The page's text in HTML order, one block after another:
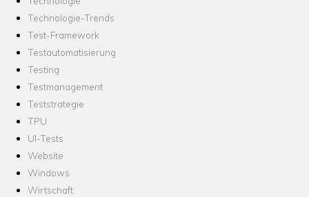
Technologie-Trends
Test-Framework
Testautomatisierung
Testing
Testmanagement
Teststrategie
TPU
UI-Tests
Website
Windows
Wirtschaft